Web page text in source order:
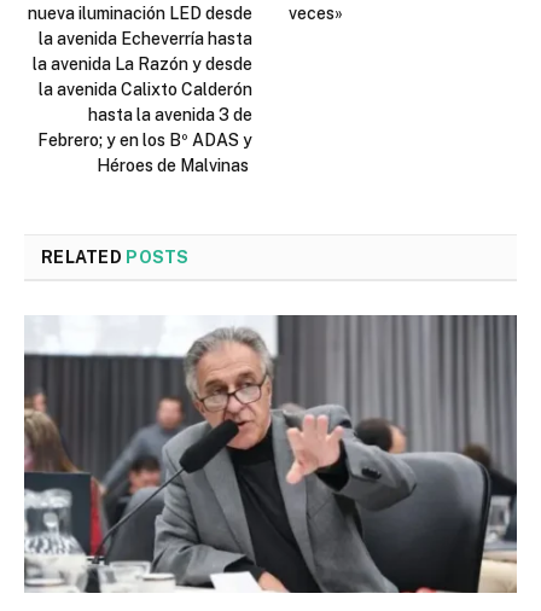
nueva iluminación LED desde
la avenida Echeverría hasta
la avenida La Razón y desde
la avenida Calixto Calderón
hasta la avenida 3 de
Febrero; y en los Bº ADAS y
Héroes de Malvinas
veces»
RELATED POSTS